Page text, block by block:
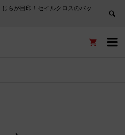
らが目印！セイルクロスのバッ

